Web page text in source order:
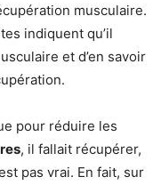
musculaire.
indiquent qu’il
et d’en savoir
pour réduire les
, il fallait récupérer,
pas vrai. En fait, sur